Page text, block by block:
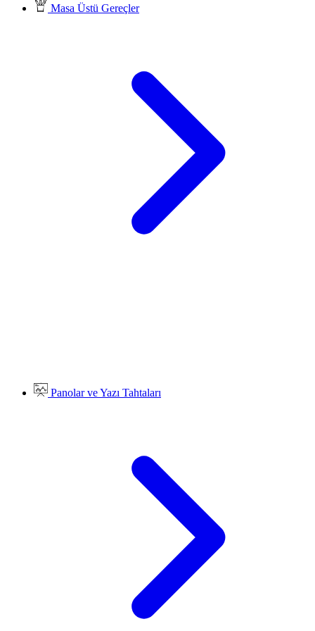
Masa Üstü Gereçler
Panolar ve Yazı Tahtaları